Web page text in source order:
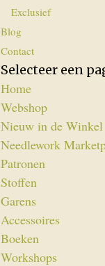
Exclusief
Blog
Contact
Selecteer een
Home
Webshop
Nieuw in de Winkel
Needlework
Patronen
Stoffen
Garens
Accessoires
Boeken
Workshops